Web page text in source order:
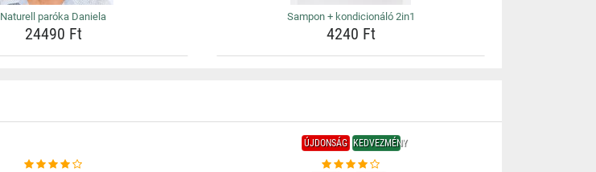
Naturell paróka Daniela
24490 Ft
Sampon + kondicionáló 2in1
4240 Ft
ÚJDONSÁG KEDVEZMÉNY